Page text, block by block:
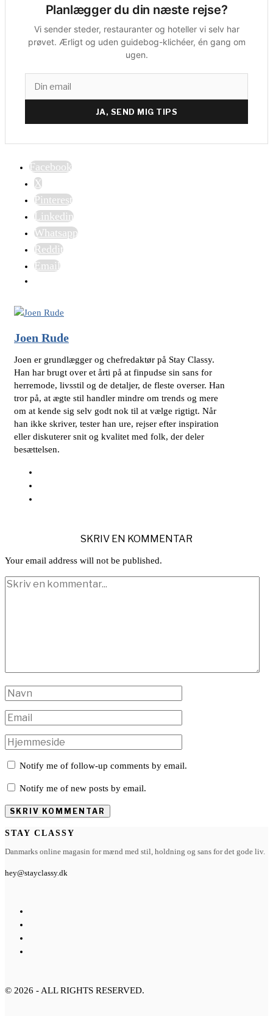
Planlægger du din næste rejse?
Vi sender steder, restauranter og hoteller vi selv har
prøvet. Ærligt og uden guidebog-klichéer, én gang om
ugen.
JA, SEND MIG TIPS
Facebook
X
Pinterest
Linkedin
Whatsapp
Reddit
Email
Joen Rude
Joen er grundlægger og chefredaktør på Stay Classy.
Han har brugt over et årti på at finpudse sin sans for
herremode, livsstil og de detaljer, de fleste overser. Han
tror på, at ægte stil handler mindre om trends og mere
om at kende sig selv godt nok til at vælge rigtigt. Når
han ikke skriver, tester han ure, rejser efter inspiration
eller diskuterer snit og kvalitet med folk, der deler
besættelsen.
SKRIV EN KOMMENTAR
Your email address will not be published.
Notify me of follow-up comments by email.
Notify me of new posts by email.
STAY CLASSY
Danmarks online magasin for mænd med stil, holdning og sans for det gode liv.
hey@stayclassy.dk
© 2026 - ALL RIGHTS RESERVED.